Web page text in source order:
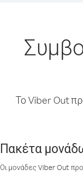
Το Viber Out
Πακέτα
Οι μονάδες Viber Out